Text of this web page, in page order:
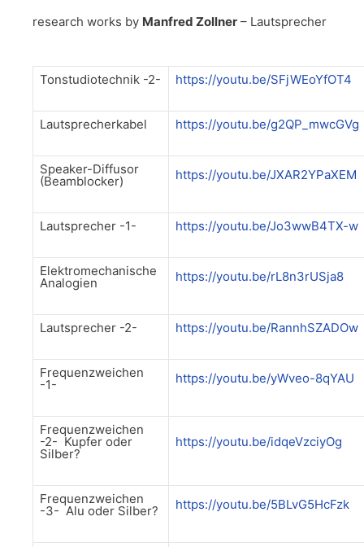
research works by Manfred Zollner – Lautsprecher
Tonstudiotechnik -2- https://youtu.be/SFjWEoYfOT4
Lautsprecherkabel https://youtu.be/g2QP_mwcGVg
Speaker-Diffusor
(Beamblocker) https://youtu.be/JXAR2YPaXEM
Lautsprecher -1- https://youtu.be/Jo3wwB4TX-w
Elektromechanische
Analogien https://youtu.be/rL8n3rUSja8
Lautsprecher -2- https://youtu.be/RannhSZADOw
Frequenzweichen
-1- https://youtu.be/yWveo-8qYAU
Frequenzweichen
-2- Kupfer oder
Silber?
https://youtu.be/idqeVzciyOg
Frequenzweichen
-3- Alu oder Silber? https://youtu.b­e/5BLvG5HcFzk